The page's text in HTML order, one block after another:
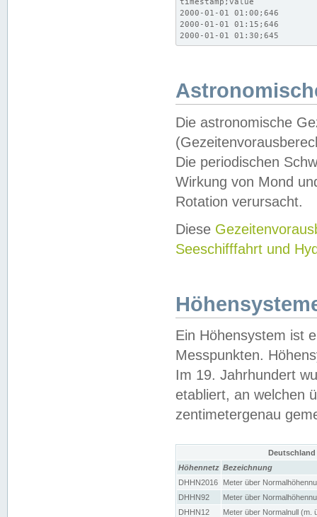
2000-01-01 01:00;646
2000-01-01 01:15;646
2000-01-01 01:30;645
Die astronomische
Die periodischen
Wirkung von Mond
Rotation verursacht.
Diese
Seeschifffahrt und
Ein Höhensystem ist
Messpunkten.
Im 19. Jahrhundert
etabliert, an welchen
zentimetergenau
Höhennetz Bezeichnung
DHHN2016
Meter über
DHHN92
Meter über
DHHN12
Meter über Normalnull (m.